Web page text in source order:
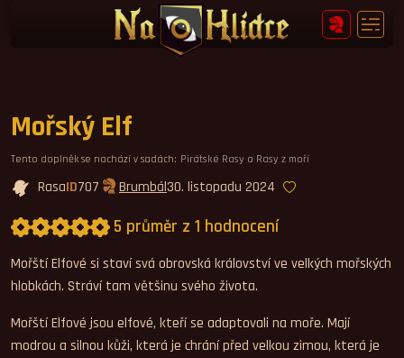
Mořský Elf
Tento doplněk se nachází v sadách: Pirátské Rasy a Rasy z moří
RasaID707 Brumbál30. listopadu 2024
5 průměr z 1 hodnocení
Průměrné hodnocení 5,0.
Mořští Elfové si staví svá obrovská království ve velkých mořských
hlobkách. Stráví tam většinu svého života.
Mořští Elfové jsou elfové, kteří se adaptovali na moře. Mají
modrou a silnou kůži, která je chrání před velkou zimou, která je